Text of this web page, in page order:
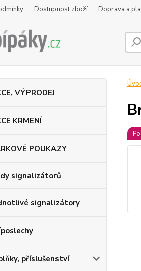
Dostupnost zboží Doprava a
VÝPRODEJ
KRMENÍ
POUKAZY
signalizátorů
signalizátory
příslušenství